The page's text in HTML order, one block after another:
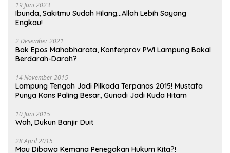
19 Juni 2023
Ibunda, Sakitmu Sudah Hilang…Allah Lebih Sayang
Engkau!
2 Desember 2021
Bak Epos Mahabharata, Konferprov PWI Lampung Bakal
Berdarah-Darah?
14 November 2015
Lampung Tengah Jadi Pilkada Terpanas 2015! Mustafa
Punya Kans Paling Besar, Gunadi Jadi Kuda Hitam
10 Juni 2015
Wah, Dukun Banjir Duit
28 April 2015
Mau Dibawa Kemana Penegakan Hukum Kita?!